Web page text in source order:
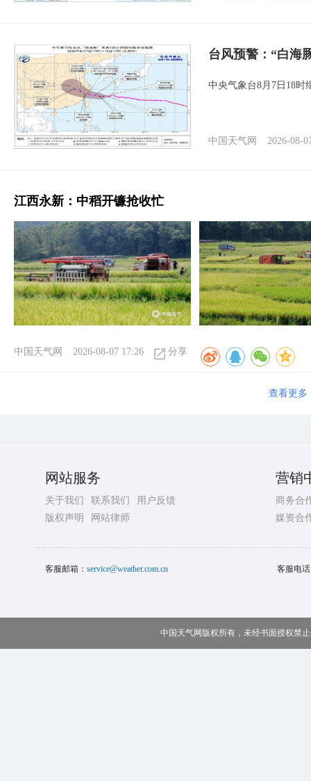
台风预警：“白海
中央气象台8月7日18时
中国天气网 2026-08-
江西永新：中稻开镰抢收忙
中国天气网 2026-08-07 17:26 分享
查看更多
网站服务
关于我们 联系我们
用户反馈
版权声明
网站律师
营销
商务合
媒资合
客服邮箱： service@weather.com.cn 客服电
中国天气网版权所有，未经书面授权